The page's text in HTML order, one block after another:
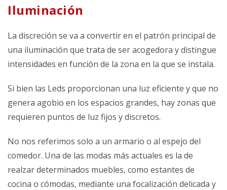
Iluminación
La discreción se va a convertir en el patrón principal de
una iluminación que trata de ser acogedora y distingue
intensidades en función de la zona en la que se instala.
Si bien las Leds proporcionan una luz eficiente y que no
genera agobio en los espacios grandes, hay zonas que
requieren puntos de luz fijos y discretos.
No nos referimos solo a un armario o al espejo del
comedor. Una de las modas más actuales es la de
realzar determinados muebles, como estantes de
cocina o cómodas, mediante una focalización delicada y